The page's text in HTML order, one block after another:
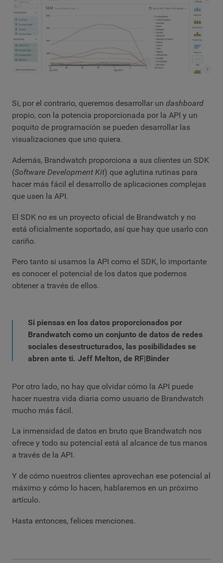
Si, por el contrario, queremos desarrollar un dashboard
propio, con la potencia proporcionada por la API y un
poquito de programación se pueden desarrollar las
visualizaciones que uno quiera.
Además, Brandwatch proporciona a sus clientes un SDK
(Software Development Kit) que aglutina rutinas para
hacer más fácil el desarrollo de aplicaciones complejas
que usen la API.
El SDK no es un proyecto oficial de Brandwatch y no
está oficialmente soportado, así que hay que usarlo con
cariño.
Pero tanto si usamos la API como el SDK, lo importante
es conocer el potencial de los datos que podemos
obtener a través de ellos.
Si piensas en los datos proporcionados por
Brandwatch como un conjunto de datos de redes
sociales desestructurados, las posibilidades se
abren ante ti. Jeff Melton, de RF|Binder
Por otro lado, no hay que olvidar cómo la API puede
hacer nuestra vida diaria como usuario de Brandwatch
mucho más fácil.
La inmensidad de datos en bruto que Brandwatch nos
ofrece y todo su potencial está al alcance de tus manos
a través de la API.
Y de cómo nuestros clientes aprovechan ese potencial al
máximo y cómo lo hacen, hablaremos en un próximo
artículo.
Hasta entonces, felices menciones.